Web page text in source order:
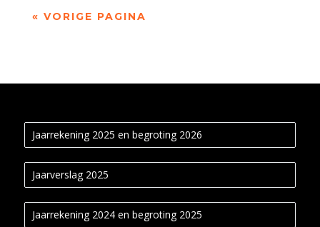
« VORIGE PAGINA
Jaarrekening 2025 en begroting 2026
Jaarverslag 2025
Jaarrekening 2024 en begroting 2025